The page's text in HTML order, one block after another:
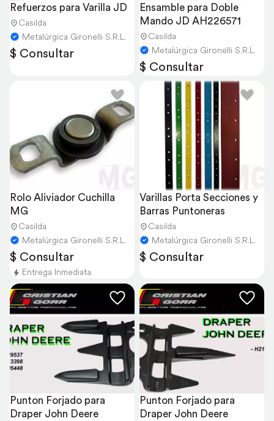
Refuerzos para Varilla JD
Casilda
Metalúrgica Gironelli S.R.L.
$ Consultar
Ensamble para Doble
Mando JD AH226571
Casilda
Metalúrgica Gironelli S.R.L.
$ Consultar
Rolo Aliviador Cuchilla
MG
Casilda
Metalúrgica Gironelli S.R.L.
$ Consultar
Entrega Inmediata
Varillas Porta Secciones y
Barras Puntoneras
Casilda
Metalúrgica Gironelli S.R.L.
$ Consultar
Punton Forjado para
Draper John Deere
Punton Forjado para
Draper John Deere